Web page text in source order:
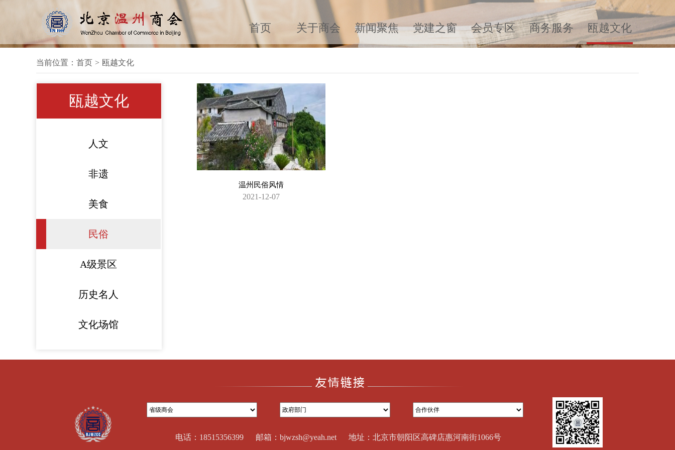
首页 关于商会 新闻聚焦 党建之窗 会员专区 商务服务 瓯越文化
当前位置： 首页 > 瓯越文化
瓯越文化
人文
非遗
美食
民俗
A级景区
历史名人
文化场馆
温州民俗风情
2021-12-07
电话：18515356399 邮箱：bjwzsh@yeah.net 地址：北京市朝阳区高碑店惠河南街1066号